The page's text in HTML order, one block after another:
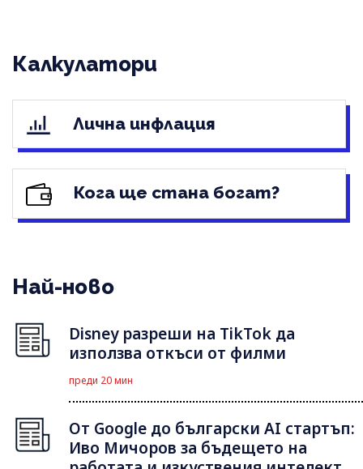
Калкулатори
Лична инфлация
Кога ще стана богат?
Най-ново
Disney разреши на TikTok да
използва откъси от филми
преди 20 мин
От Google до български AI стартъп:
Иво Мичоров за бъдещето на